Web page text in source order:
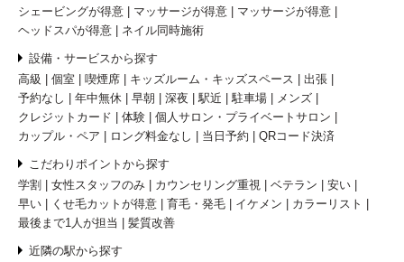
シェービングが得意
マッサージが得意
マッサージが得意
ヘッドスパが得意
ネイル同時施術
設備・サービスから探す
高級
個室 喫煙席 キッズルーム・キッズスペース
出張
予約なし
年中無休 早朝 深夜 駅近 駐車場
メンズ
クレジットカード
体験
個人サロン・プライベートサロン
カップル・ペア
ロング料金なし 当日予約 QRコード決済
こだわりポイントから探す
学割
女性スタッフのみ カウンセリング重視 ベテラン
安い
早い
くせ毛カットが得意 育毛・発毛 イケメン
カラーリスト
最後まで1人が担当
髪質改善
近隣の駅から探す